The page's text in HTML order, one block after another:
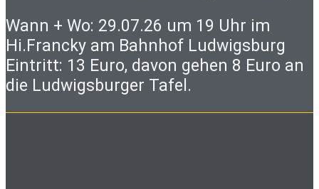
Wann + Wo: 29.07.26 um 19 Uhr im
Hi.Francky am Bahnhof Ludwigsburg
Eintritt: 13 Euro, davon gehen 8 Euro an
die Ludwigsburger Tafel.